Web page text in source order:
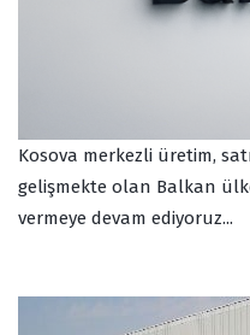
Kosova merkezli üretim,
gelişmekte olan Balkan
vermeye devam ediyoruz...